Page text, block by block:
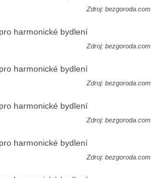
Zdroj: bezgoroda.com
Zdroj: bezgoroda.com
Zdroj: bezgoroda.com
Zdroj: bezgoroda.com
Zdroj: bezgoroda.com